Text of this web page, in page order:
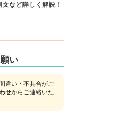
文など詳しく解説！
い
違い・不具合がご
せからご連絡いた